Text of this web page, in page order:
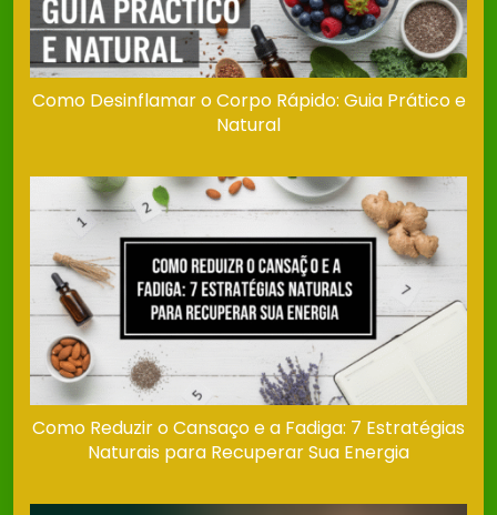
Como Desinflamar o Corpo Rápido: Guia Prático e
Natural
Como Reduzir o Cansaço e a Fadiga: 7 Estratégias
Naturais para Recuperar Sua Energia